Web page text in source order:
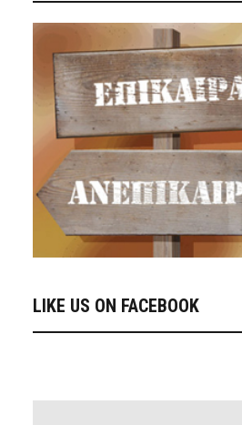
LIKE US ON FACEBOOK